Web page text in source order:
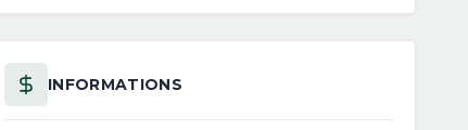
INFORMATIONS